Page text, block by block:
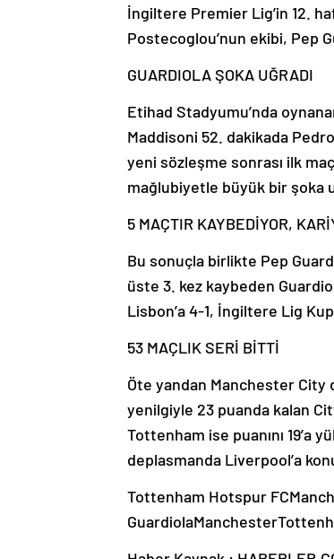
İngiltere Premier Lig’in 12.
Postecoglou’nun ekibi, Pep
GUARDIOLA ŞOKA UĞRADI
Etihad Stadyumu’nda
Maddisoni 52. dakikada
yeni sözleşme sonrası ilk
mağlubiyetle büyük bir şoka
5 MAÇTIR KAYBEDİYOR,
Bu sonuçla birlikte Pep
üste 3. kez kaybeden
Lisbon’a 4-1, İngiltere Lig
53 MAÇLIK SERİ BİTTİ
Öte yandan Manchester City
yenilgiyle 23 puanda kalan
Tottenham ise puanını 19’a
deplasmanda Liverpool’a
Tottenham Hotspur